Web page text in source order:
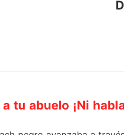
tu abuelo ¡Ni